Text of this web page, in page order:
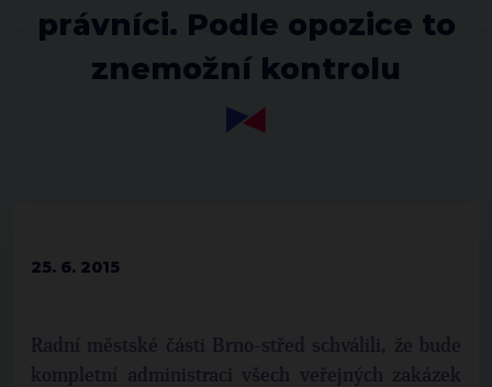
právníci. Podle opozice to
znemožní kontrolu
25. 6. 2015
Radní městské části Brno-střed schválili, že bude
kompletní administraci všech veřejných zakázek